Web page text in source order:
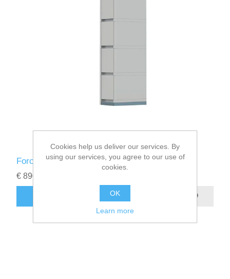
Force H2 Pylontech
€ 8900.00
Cookies help us deliver our services. By
using our services, you agree to our use of
cookies.
OK
Learn more